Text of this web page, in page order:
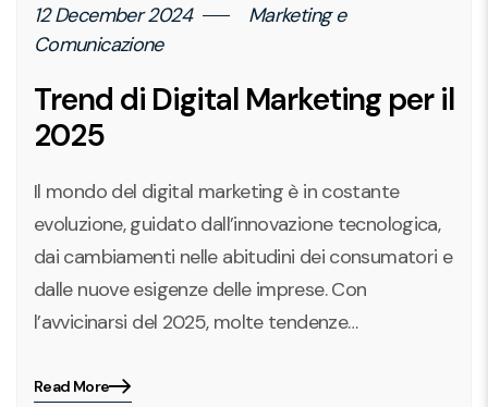
12 December 2024
Marketing e
Comunicazione
Trend di Digital Marketing per il
2025
Il mondo del digital marketing è in costante
evoluzione, guidato dall’innovazione tecnologica,
dai cambiamenti nelle abitudini dei consumatori e
dalle nuove esigenze delle imprese. Con
l’avvicinarsi del 2025, molte tendenze…
Blog
Read More